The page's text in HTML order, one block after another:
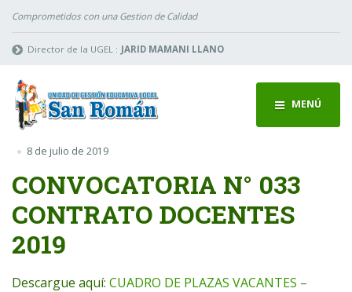
Comprometidos con una Gestion de Calidad
Director de la UGEL : JARID MAMANI LLANO
MENÚ
8 de julio de 2019
CONVOCATORIA N° 033
CONTRATO DOCENTES
2019
Descargue aquí: CUADRO DE PLAZAS VACANTES –